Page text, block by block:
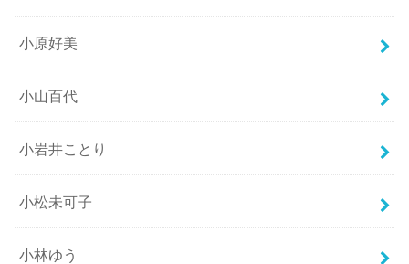
小原好美
小山百代
小岩井ことり
小松未可子
小林ゆう